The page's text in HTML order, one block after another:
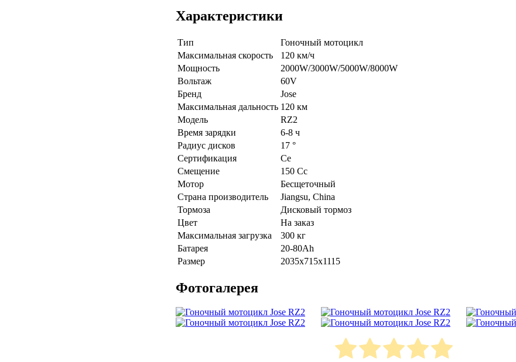
Характеристики
Тип
Гоночный мотоцикл
Максимальная скорость
120 км/ч
Мощность
2000W/3000W/5000W/8000W
Вольтаж
60V
Бренд
Jose
Максимальная дальность 120 км
Модель
RZ2
Время зарядки
6-8 ч
Радиус дисков
17 °
Сертификация
Ce
Смещение
150 Cc
Мотор
Бесщеточный
Страна производитель
Jiangsu, China
Тормоза
Дисковый тормоз
Цвет
На заказ
Максимальная загрузка
300 кг
Батарея
20-80Ah
Размер
2035x715x1115
Фотогалерея